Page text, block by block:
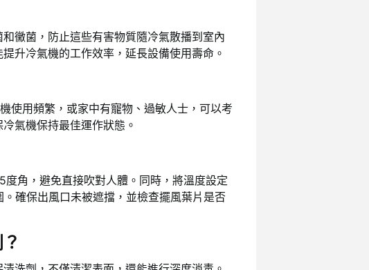
黴菌，防止這些有害物質隨冷氣散播到室內
升冷氣機的工作效率，延長設備使用壽命。
使用頻繁，或家中有寵物、過敏人士，可以考
氣機保持最佳運作狀態。
角，避免直接吹對人體。同時，將溫度設定
確保出風口未被遮擋，並檢查擺風葉片是否